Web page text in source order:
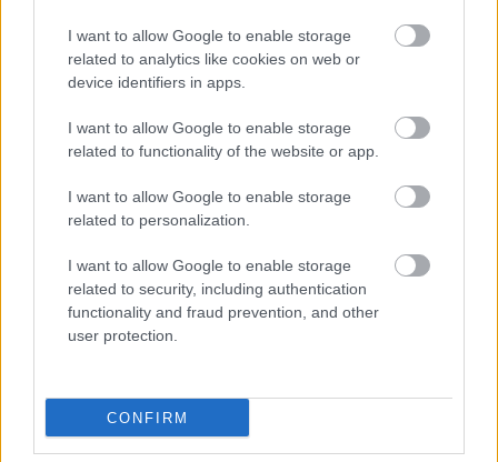
I want to allow Google to enable storage
related to analytics like cookies on web or
device identifiers in apps.
I want to allow Google to enable storage
related to functionality of the website or app.
I want to allow Google to enable storage
related to personalization.
I want to allow Google to enable storage
related to security, including authentication
functionality and fraud prevention, and other
user protection.
CONFIRM
Mentség-e, ha valaki
mozgáskorlátozott?
Don Blasius•2012. november 27.
Többször jött már elő, hogy hazánkban sok dolog
helyzetét. Dzsim sajnos egyből két ilyen problémával
is szembesült, miután megpróbált a reptéren
leparkolni. Ez a hely is megér egy "misét", mert
tényleg nem semmi pénzeket…
Győzött a józan ész a Verseny
Don Blasius•2012. november 09.